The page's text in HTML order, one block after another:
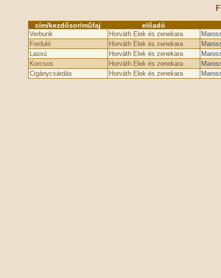
cím/kezdősor/műfaj előadó
Verbunk Horváth Elek és zenekara
Forduló
Horváth Elek és zenekara
Lassú
Horváth Elek és zenekara
Korcsos
Horváth Elek és zenekara
Cigánycsárdás
Horváth Elek és zenekara